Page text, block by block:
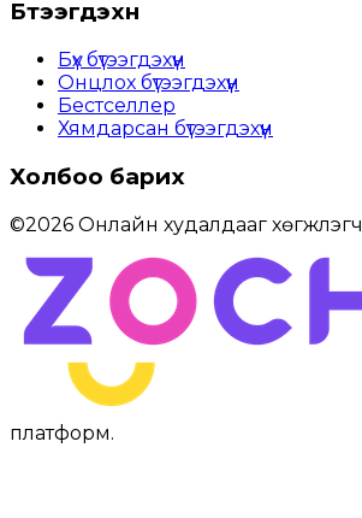
Бүтээгдэхүүн
Бүх бүтээгдэхүүн
Онцлох бүтээгдэхүүн
Бестселлер
Хямдарсан бүтээгдэхүүн
Холбоо барих
©2026 Онлайн худалдааг хөгжүүлэгч
платформ.